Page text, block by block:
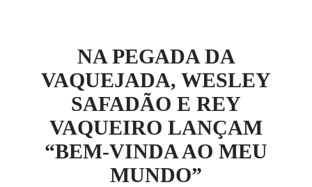
NA PEGADA DA
VAQUEJADA, WESLEY
SAFADÃO E REY
VAQUEIRO LANÇAM
“BEM-VINDA AO MEU
MUNDO”